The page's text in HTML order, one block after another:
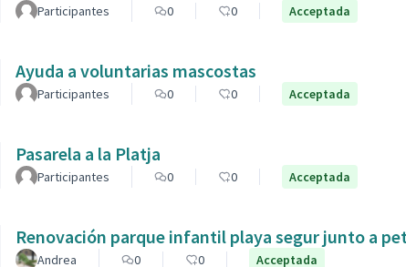
Participantes 0 0 Acceptada
Ayuda a voluntarias mascostas
Participantes 0 0 Acceptada
Pasarela a la Platja
Participantes 0 0 Acceptada
Renovación parque infantil playa segur junto a
Andrea 0 0 Acceptada